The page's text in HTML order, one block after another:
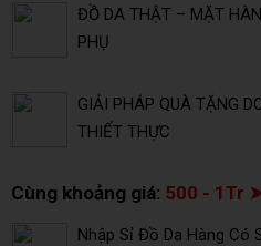
ĐỒ DA THẬT – MẶT
PHỤ
GIẢI PHÁP QUÀ TẶNG
THIẾT THỰC
Cùng khoảng giá: 500 - 1Tr
Nhập Sỉ Đồ Da Hàng Có